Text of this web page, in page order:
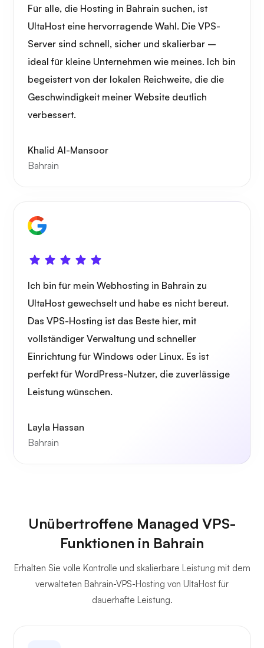
Spielröhre
Träger
Für alle, die Hosting in Bahrain suchen, ist
UltaHost eine hervorragende Wahl. Die VPS-
Server sind schnell, sicher und skalierbar –
ideal für kleine Unternehmen wie meines. Ich bin
begeistert von der lokalen Reichweite, die die
Geschwindigkeit meiner Website deutlich
verbessert.
Khalid Al-Mansoor
Bahrain
Ich bin für mein Webhosting in Bahrain zu
UltaHost gewechselt und habe es nicht bereut.
Das VPS-Hosting ist das Beste hier, mit
vollständiger Verwaltung und schneller
Einrichtung für Windows oder Linux. Es ist
perfekt für WordPress-Nutzer, die zuverlässige
Leistung wünschen.
Layla Hassan
Bahrain
Unübertroffene Managed VPS-
Funktionen in Bahrain
Erhalten Sie volle Kontrolle und skalierbare Leistung mit dem
verwalteten Bahrain-VPS-Hosting von UltaHost für
dauerhafte Leistung.